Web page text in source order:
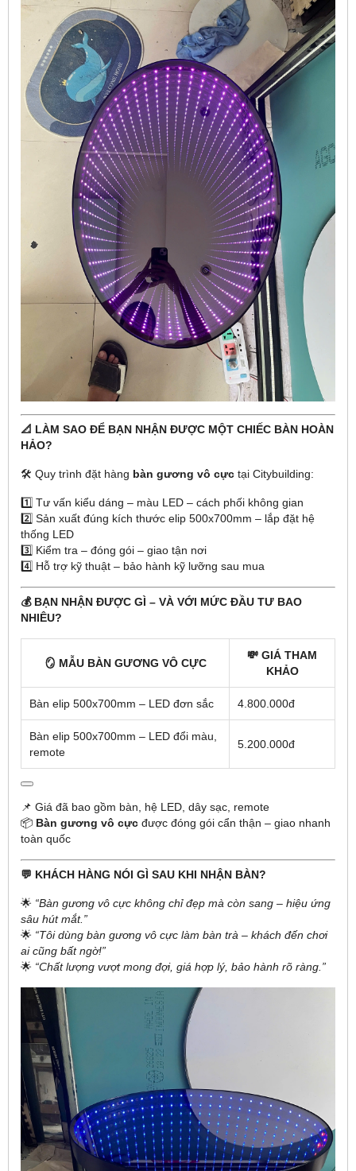
📐 LÀM SAO ĐỂ BẠN NHẬN ĐƯỢC MỘT CHIẾC BÀN HOÀN
HẢO?
🛠️ Quy trình đặt hàng bàn gương vô cực tại Citybuilding:
1️⃣ Tư vấn kiểu dáng – màu LED – cách phối không gian
2️⃣ Sản xuất đúng kích thước elip 500x700mm – lắp đặt hệ
thống LED
3️⃣ Kiểm tra – đóng gói – giao tận nơi
4️⃣ Hỗ trợ kỹ thuật – bảo hành kỹ lưỡng sau mua
💰 BẠN NHẬN ĐƯỢC GÌ – VÀ VỚI MỨC ĐẦU TƯ BAO
NHIÊU?
🪞 MẪU BÀN GƯƠNG VÔ CỰC
💸 GIÁ THAM
KHẢO
Bàn elip 500x700mm – LED đơn sắc 4.800.000đ
Bàn elip 500x700mm – LED đổi màu,
remote
5.200.000đ
📌 Giá đã bao gồm bàn, hệ LED, dây sạc, remote
📦 Bàn gương vô cực được đóng gói cẩn thận – giao nhanh
toàn quốc
💬 KHÁCH HÀNG NÓI GÌ SAU KHI NHẬN BÀN?
🌟 “Bàn gương vô cực không chỉ đẹp mà còn sang – hiệu ứng
sâu hút mắt.”
🌟 “Tôi dùng bàn gương vô cực làm bàn trà – khách đến chơi
ai cũng bất ngờ!”
🌟 “Chất lượng vượt mong đợi, giá hợp lý, bảo hành rõ ràng.”